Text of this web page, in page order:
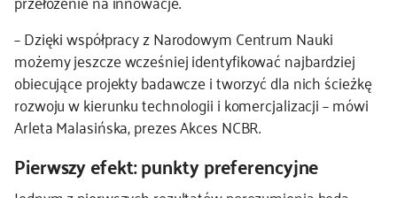
– Dzięki współpracy z Narodowym Centrum Nauki
możemy jeszcze wcześniej identyfikować najbardziej
obiecujące projekty badawcze i tworzyć dla nich ścieżkę
rozwoju w kierunku technologii i komercjalizacji – mówi
Arleta Malasińska, prezes Akces NCBR.
Pierwszy efekt: punkty preferencyjne